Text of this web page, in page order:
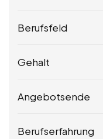
Berufsfeld
Gehalt
Angebotsende
Berufserfahrung